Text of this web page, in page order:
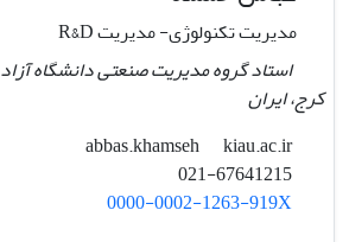
مدیریت تکنولوژی- مدیریت R&D
استاد گروه مدیریت صنعتی دانشگاه
کرج، ایران
abbas.khamseh
kiau.ac.ir
0000-0002-1263-919X